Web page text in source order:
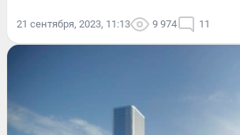
21 сентября, 2023, 11:13 9 974 11